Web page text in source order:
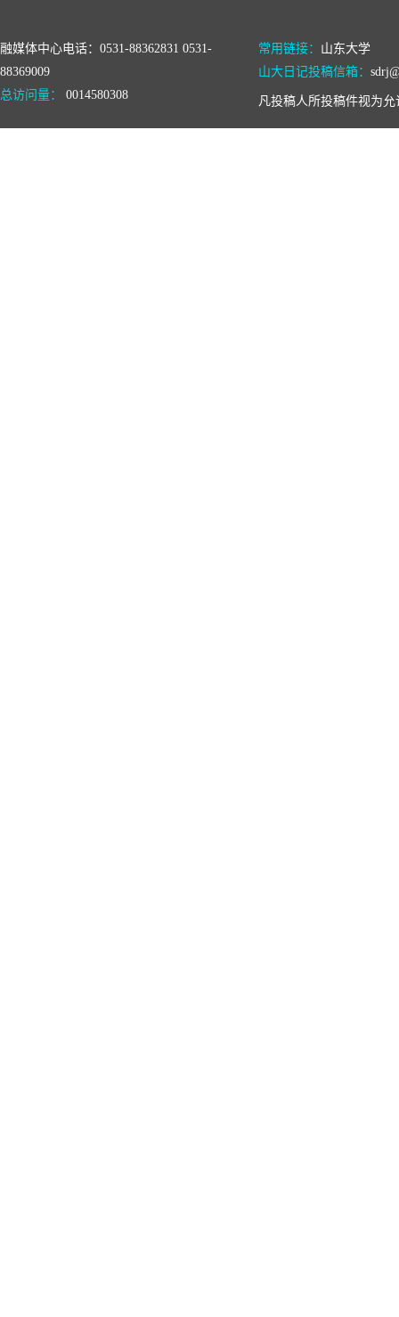
融媒体中心电话：0531-88362831 0531-
88369009
常用链接： 山东大学
山大日记投稿信箱：
总访问量：
0014580308 凡投稿人所投稿件视为